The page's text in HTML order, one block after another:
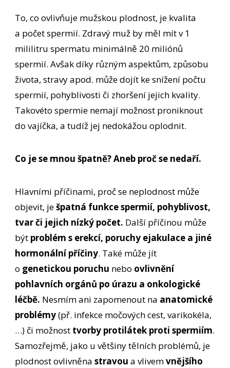
To, co ovlivňuje mužskou plodnost, je kvalita
a počet spermií. Zdravý muž by měl mít v 1
mililitru spermatu minimálně 20 miliónů
spermií. Avšak díky různým aspektům, způsobu
života, stravy apod. může dojít ke snížení počtu
spermií, pohyblivosti či zhoršení jejich kvality.
Takovéto spermie nemají možnost proniknout
do vajíčka, a tudíž jej nedokážou oplodnit.
Co je se mnou špatně? Aneb proč se nedaří.
Hlavními příčinami, proč se neplodnost může
objevit, ješpatná funkce spermií, pohyblivost,
tvar či jejich nízký počet. Další příčinou může
být problém s erekcí, poruchy ejakulace a jiné
hormonální příčiny. Také může jít
o genetickou poruchu nebo ovlivnění
pohlavních orgánů po úrazu a onkologické
léčbě. Nesmím ani zapomenout na anatomické
problémy(př. infekce močových cest, varikokéla,
…) či možnost tvorby protilátek proti spermiím.
Samozřejmě, jako u většiny tělních problémů, je
plodnost ovlivněnastravou a vlivemvnějšího